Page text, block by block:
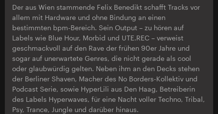
Der aus Wien stammende Felix Benedikt schafft Tracks vor
allem mit Hardware und ohne Bindung an einen
bestimmten bpm-Bereich. Sein Output – zu hören auf
Labels wie Blue Hour, Morbid und UTE.REC – verweist
geschmackvoll auf den Rave der frühen 90er Jahre und
sogar auf unerwartete Genres, die nicht gerade als cool
oder glaubwürdig gelten. Neben ihm an den Decks stehen
der Berliner Shaven, Macher des No Borders-Kollektiv und
Podcast Serie, sowie HyperLili aus Den Haag, Betreiberin
des Labels Hyperwaves, für eine Nacht voller Techno, Tribal,
Psy, Trance, Jungle und darüber hinaus.